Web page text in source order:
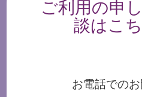
ご利用の申
談はこ
お電話での